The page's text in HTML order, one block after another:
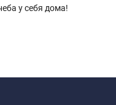
у себя дома!